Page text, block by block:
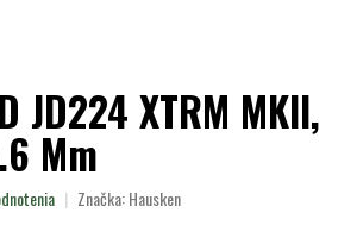
JD224 XTRM MKII,
Mm
Značka:Hausken